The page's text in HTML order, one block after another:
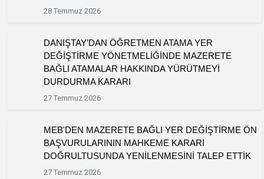
28 Temmuz 2026
DANIŞTAY’DAN ÖĞRETMEN ATAMA YER
DEĞİŞTİRME YÖNETMELİĞİNDE MAZERETE
BAĞLI ATAMALAR HAKKINDA YÜRÜTMEYİ
DURDURMA KARARI
27 Temmuz 2026
MEB'DEN MAZERETE BAĞLI YER DEĞİŞTİRME ÖN
BAŞVURULARININ MAHKEME KARARI
DOĞRULTUSUNDA YENİLENMESİNİ TALEP ETTİK
27 Temmuz 2026